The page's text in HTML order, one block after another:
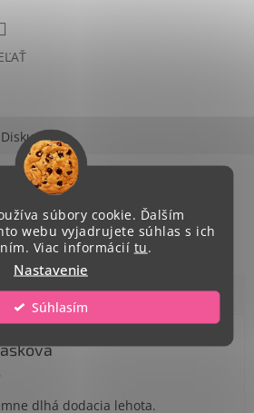
súbory cookie. Ďalším
webu vyjadrujete súhlas s ich
Viac informácií tu.
Nastavenie
Súhlasím
Diskusia
dostupný
obchodu je 1 z 5 hviezdičiek.
dlhá dodacia lehota.